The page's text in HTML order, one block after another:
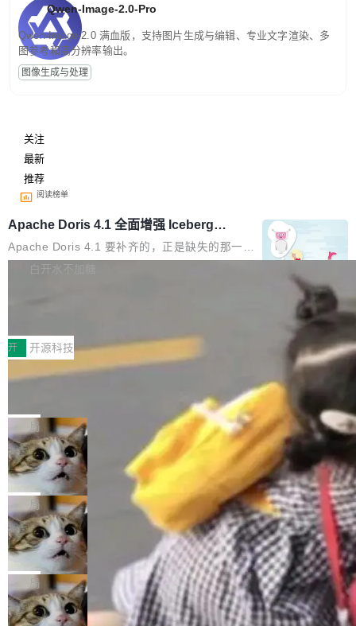
Qwen-Image-2.0-Pro
Qwen-Image-2.0 满血版，支持图片生成与编辑、专业文字渲染、多
图参考和高分辨率输出。
图像生成与处理
关注
最新
推荐
阅读榜单
Apache Doris 4.1 全面增强 Iceberg：
支持 UPDATE、MERGE INTO 与 Iceb
erg V3
Apache Doris 4.1 要补齐的，正是缺失的那一
半。在已有查询能力的基础上，Doris 进一步支
常维护操作，并完整支持 Iceberg V3 格式。
白开水不加糖
村国家自主创新示范区会议中心开幕。本届大会
由中关村智联软件服务业质量创新联盟主办，以
“智构可信·质创未来——AI原生时代的质量新范
式”为主题，直面AI从实验室走向规模化产业落地
的核心质量命题。会上，《2026智能研发生产力
工具选型手册》发布，Testin云测的Testin XAge
nt智能测试系统入选AI测试领域代表产品。对CI
O而言，这提示了一个转变：AI测试正在从效率
工具升级为企业的质量基础设施。 CIO面对的新
现实 过去两年，CIO们的焦虑清单上多了两项：
一是如何让大模型和智能体应用安全地从PoC走
向生产，二是如何让测试团队跟得上AI应用...
开 开源科技
让非法状态不可表示：一篇关于 ADT
有一种东西，一旦用过就回不去了。Alex Fedos
eev 管它叫"软件设计的基石"。 他说的东西不新
鲜——代数数据类型（ADT），尤其是和类型
（sum type）。但他说清楚了一件事：这不是类
型系统的学术体操，是日常编码的思维方式。 文
章从一个简单的例子切入。一个网站的深色主题
设置，如果用布尔值 + 可空字段来表示——bool
ean 表示是否可切换，nullable 的默认模式、浅
色方案、深色方案——会产生大量无意义的组
合。方案缺了、配置冲突了、全 null 了。要知道
哪些组合有效，作者说，你得靠"文档、校验、或
者部落知识"。 换个写法。Rust 的 enum，两个
局
Cloudflare 开源内部企业 AI 平台 Clou
dflare OS
Cloudflare 发布了一个开源项目 Cloudflare O
S。如果你只看官方博客，你会觉得这是又一
个"AI 知识库 + 聊天机器人"——每个大厂都在
做，没什么新鲜的。 但 Kenton Varda 在 Twitte
r 上把事情说清楚了： 今天我们发布了 Cloudfla
re OS，一个带连接器的聊天机器人，跟其他所
有科技公司做的一样。只不过，实际上它不一
样。这是 Sandstorm.io 的重制版，我十年前的
局
Deno 团队开源 Celld，可自托管的分
布式 Durable Objects
Ryan Dahl 领导的 Deno 团队推出了最新开源项
目 Celld，一个能在自己机器上运行 Cloudflare
Workers 和 Durable Objects 的守护进程。 设
计思路很直接：每个对象是一个独立的 SQLite
局
鲁大师7月新机性能/流畅/AI榜：vivo夺